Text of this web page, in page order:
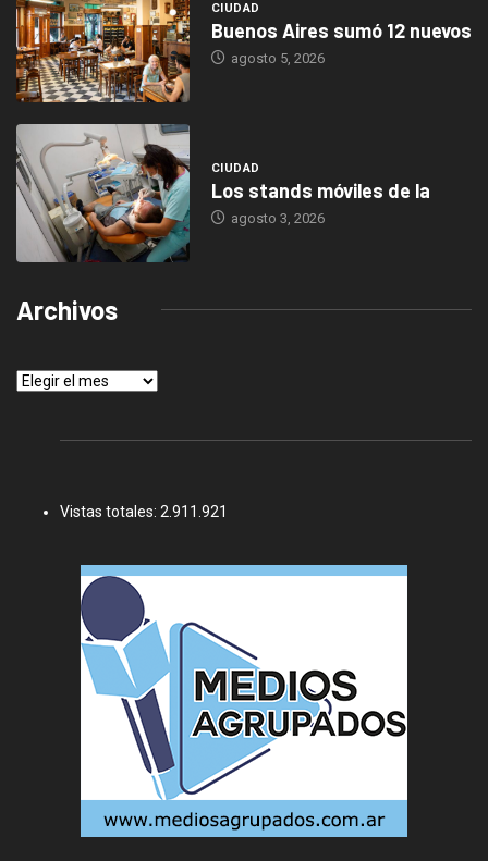
CIUDAD
Buenos Aires sumó 12 nuevos
agosto 5, 2026
CIUDAD
Los stands móviles de la
agosto 3, 2026
Archivos
Archivos
Vistas totales: 2.911.921